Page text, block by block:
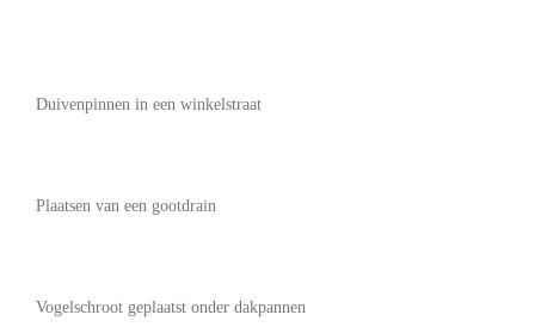
Duivenpinnen in een winkelstraat
Plaatsen van een gootdrain
Vogelschroot geplaatst onder dakpannen